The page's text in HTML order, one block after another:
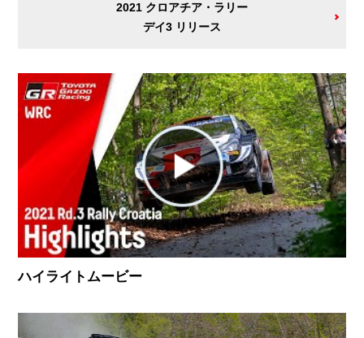
2021 クロアチア・ラリー
デイ3 リリース
ハイライトムービー